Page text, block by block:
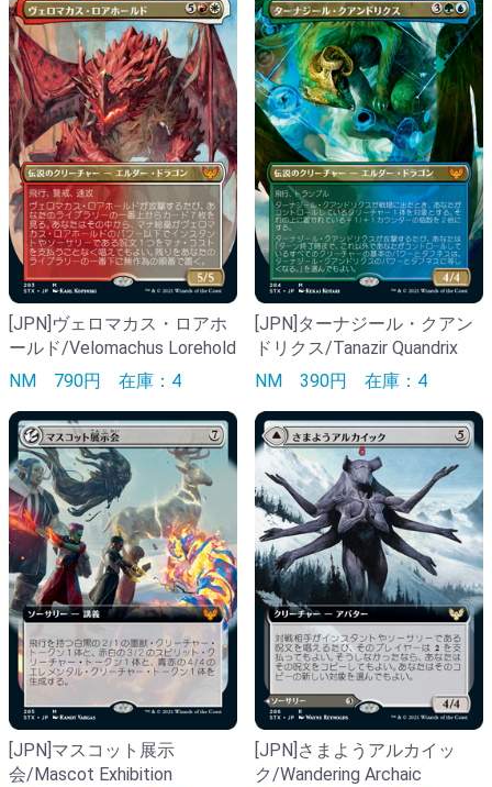
[JPN]ヴェロマカス・ロアホ
ールド/Velomachus Lorehold
NM 790円 在庫：4
[JPN]ターナジール・クアン
ドリクス/Tanazir Quandrix
NM 390円 在庫：4
[JPN]マスコット展示
会/Mascot Exhibition
[JPN]さまようアルカイッ
ク/Wandering Archaic